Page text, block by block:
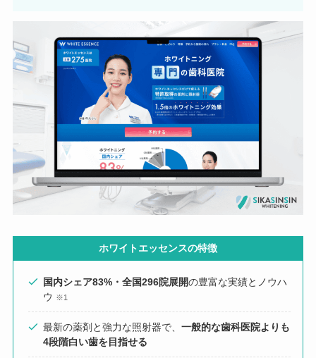
ホワイトエッセンスの特徴
国内シェア83%・全国296院展開の豊富な実績とノウハ
ウ ※1
最新の薬剤と強力な照射器で、 一般的な歯科医院よりも
4段階白い歯を目指せる